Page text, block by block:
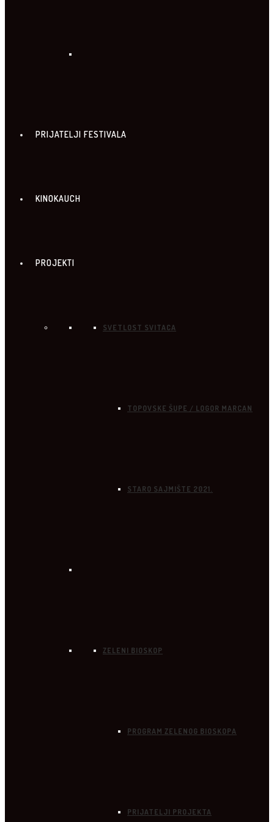
PRIJATELJI FESTIVALA
KINOKAUCH
PROJEKTI
SVETLOST SVITACA
TOPOVSKE ŠUPE / LOGOR MARCAN
STARO SAJMIŠTE 2021.
ZELENI BIOSKOP
PROGRAM ZELENOG BIOSKOPA
PRIJATELJI PROJEKTA